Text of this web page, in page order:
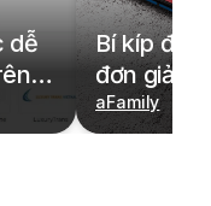
dễ
Bí kíp đặt
đơn giản,
cả gia
aFamily